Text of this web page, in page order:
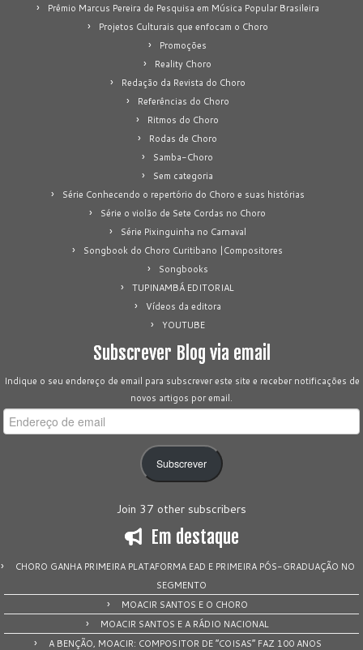
Prêmio Marcus Pereira de Pesquisa em Música Popular Brasileira
Projetos Culturais que enfocam o Choro
Promoções
Reality Choro
Redação da Revista do Choro
Referências do Choro
Ritmos do Choro
Rodas de Choro
Samba-Choro
Sem categoria
Série Conhecendo o repertório do Choro e suas histórias
Série o violão de Sete Cordas no Choro
Série Pixinguinha no Carnaval
Songbook do Choro Curitibano |Compositores
Songbooks
TUPINAMBÁ EDITORIAL
Vídeos da editora
YOUTUBE
Subscrever Blog via email
Indique o seu endereço de email para subscrever este site e receber notificações de
novos artigos por email.
Endereço
de
Subscrever
Join 37 other subscribers
Em destaque
CHORO GANHA PRIMEIRA PLATAFORMA EAD E PRIMEIRA PÓS-GRADUAÇÃO NO
SEGMENTO
MOACIR SANTOS E O CHORO
MOACIR SANTOS E A RÁDIO NACIONAL
A BENÇÃO, MOACIR: COMPOSITOR DE “COISAS” FAZ 100 ANOS